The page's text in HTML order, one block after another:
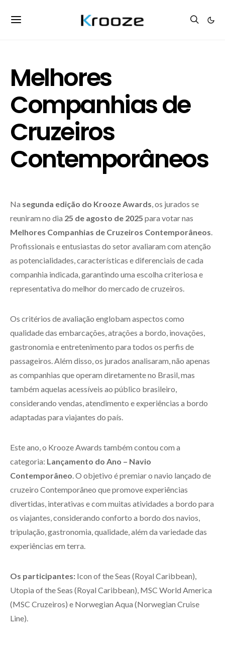
Melhores
Companhias de
Cruzeiros
Contemporâneos
Na segunda edição do Krooze Awards, os jurados se
reuniram no dia 25 de agosto de 2025 para votar nas
Melhores Companhias de Cruzeiros Contemporâneos.
Profissionais e entusiastas do setor avaliaram com atenção
as potencialidades, características e diferenciais de cada
companhia indicada, garantindo uma escolha criteriosa e
representativa do melhor do mercado de cruzeiros.
Os critérios de avaliação englobam aspectos como
qualidade das embarcações, atrações a bordo, inovações,
gastronomia e entretenimento para todos os perfis de
passageiros. Além disso, os jurados analisaram, não apenas
as companhias que operam diretamente no Brasil, mas
também aquelas acessíveis ao público brasileiro,
considerando vendas, atendimento e experiências a bordo
adaptadas para viajantes do país.
Este ano, o Krooze Awards também contou com a
categoria: Lançamento do Ano – Navio
Contemporâneo. O objetivo é premiar o navio lançado de
cruzeiro Contemporâneo que promove experiências
divertidas, interativas e com muitas atividades a bordo para
os viajantes, considerando conforto a bordo dos navios,
tripulação, gastronomia, qualidade, além da variedade das
experiências em terra.
Os participantes: Icon of the Seas (Royal Caribbean),
Utopia of the Seas (Royal Caribbean), MSC World America
(MSC Cruzeiros) e Norwegian Aqua (Norwegian Cruise
Line).